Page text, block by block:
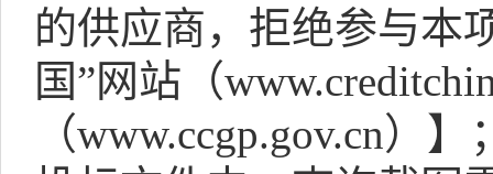
的供应商，拒绝参与本
国”网站（
（www.ccgp.gov.cn）】